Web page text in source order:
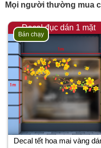
Mọi người thường mua
Decal đục dán 1 mặt
Bán chạy
Decal tết hoa mai vàng